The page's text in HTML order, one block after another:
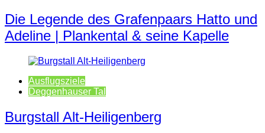
Die Legende des Grafenpaars Hatto und
Adeline | Plankental & seine Kapelle
Ausflugsziele
Deggenhauser Tal
Burgstall Alt-Heiligenberg